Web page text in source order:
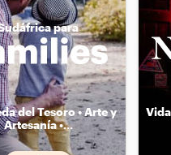
para
del Tesoro • Arte y
Artesanía •...